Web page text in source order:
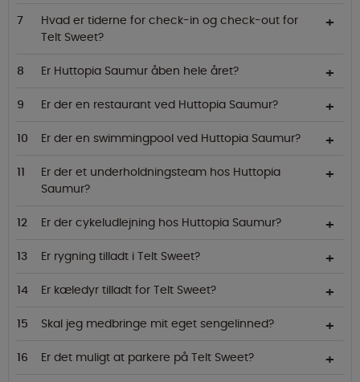
Hvad er tiderne for check-in og check-out for
Telt Sweet?
Er Huttopia Saumur åben hele året?
Er der en restaurant ved Huttopia Saumur?
Er der en swimmingpool ved Huttopia Saumur?
Er der et underholdningsteam hos Huttopia
Saumur?
Er der cykeludlejning hos Huttopia Saumur?
Er rygning tilladt i Telt Sweet?
Er kæledyr tilladt for Telt Sweet?
Skal jeg medbringe mit eget sengelinned?
Er det muligt at parkere på Telt Sweet?